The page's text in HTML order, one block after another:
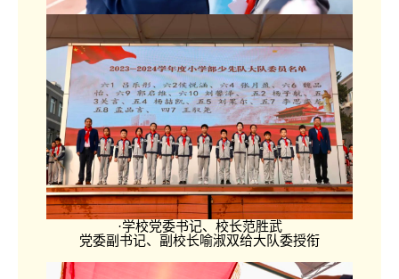
·学校党委书记、校长范胜武
党委副书记、副校长喻淑双给大队委授衔